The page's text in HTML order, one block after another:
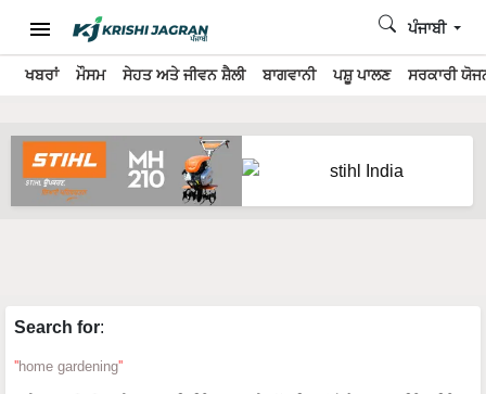
ਖਬਰਾਂ ਮੌਸਮ ਸੇਹਤ ਅਤੇ ਜੀਵਨ ਸ਼ੈਲੀ ਬਾਗਵਾਨੀ ਪਸ਼ੂ ਪਾਲਣ ਸਰਕਾਰੀ
ਪੰਜਾਬੀ
Search for:
home gardening